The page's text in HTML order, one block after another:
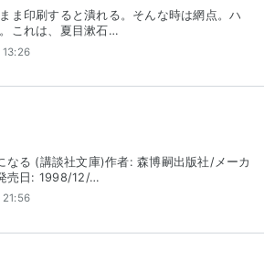
ま印刷すると潰れる。そんな時は網点。ハ
これは、夏目漱石…
なる (講談社文庫)作者: 森博嗣出版社/メーカ
売日: 1998/12/…